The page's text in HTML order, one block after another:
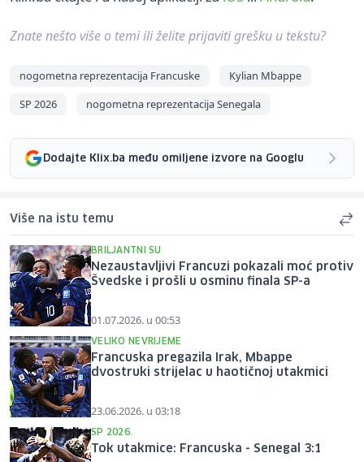
Znate nešto više o temi ili želite prijaviti grešku u tekstu?
nogometna reprezentacija Francuske
Kylian Mbappe
SP 2026
nogometna reprezentacija Senegala
Dodajte Klix.ba među omiljene izvore na Googlu
Više na istu temu
BRILJANTNI SU
Nezaustavljivi Francuzi pokazali moć protiv
Švedske i prošli u osminu finala SP-a
01.07.2026. u 00:53
VELIKO NEVRIJEME
Francuska pregazila Irak, Mbappe
dvostruki strijelac u haotičnoj utakmici
23.06.2026. u 03:18
SP 2026.
Tok utakmice: Francuska - Senegal 3:1